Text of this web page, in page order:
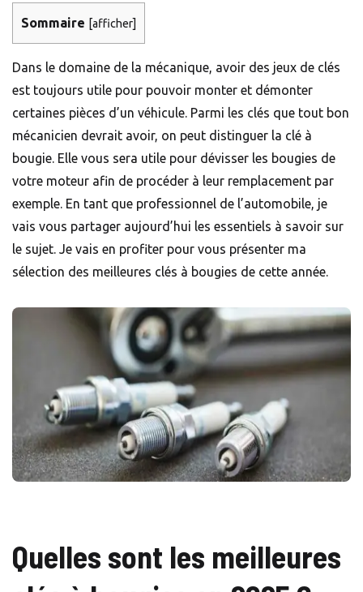
Sommaire [afficher]
Dans le domaine de la mécanique, avoir des jeux de clés
est toujours utile pour pouvoir monter et démonter
certaines pièces d’un véhicule. Parmi les clés que tout bon
mécanicien devrait avoir, on peut distinguer la clé à
bougie. Elle vous sera utile pour dévisser les bougies de
votre moteur afin de procéder à leur remplacement par
exemple. En tant que professionnel de l’automobile, je
vais vous partager aujourd’hui les essentiels à savoir sur
le sujet. Je vais en profiter pour vous présenter ma
sélection des meilleures clés à bougies de cette année.
Quelles sont les meilleures